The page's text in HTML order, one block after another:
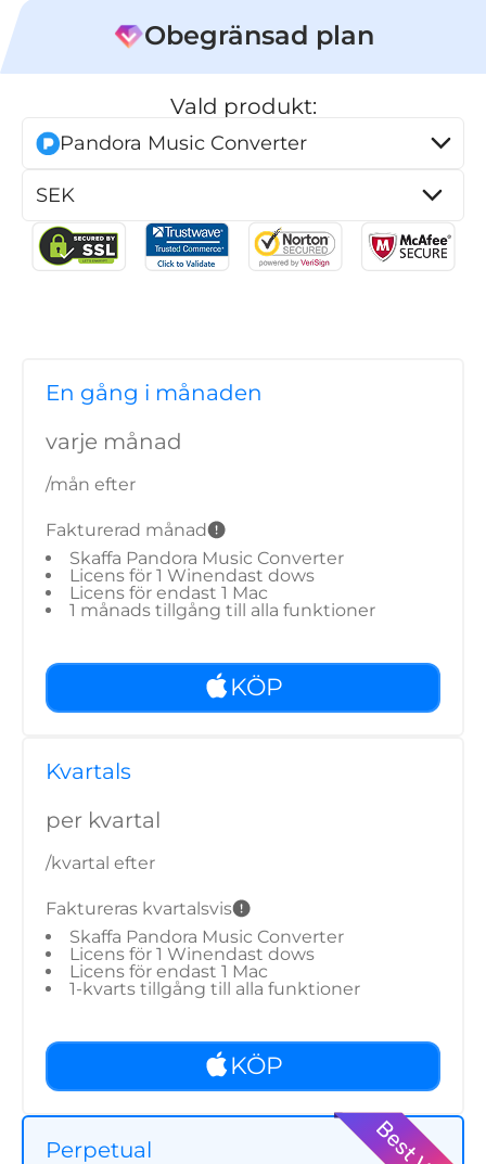
Obegränsad plan
Vald produkt:
Pandora Music Converter
En gång i månaden
varje månad
/mån efter
Fakturerad månad
Skaffa Pandora Music Converter
Licens för 1 Winendast dows
Licens för endast 1 Mac
1 månads tillgång till alla funktioner
KÖP
Kvartals
per kvartal
/kvartal efter
Faktureras kvartalsvis
Skaffa Pandora Music Converter
Licens för 1 Winendast dows
Licens för endast 1 Mac
1-kvarts tillgång till alla funktioner
KÖP
Perpetual